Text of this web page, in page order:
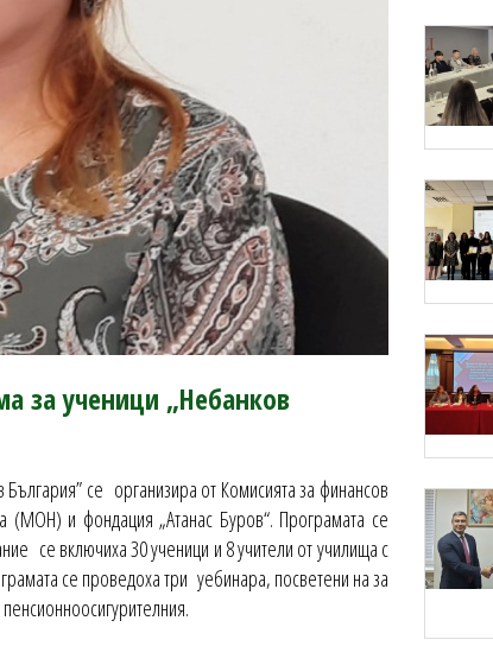
за ученици „Небанков
се организира от Комисията за финансов
(МОН) и фондация „Атанас Буров“. Програмата се
се включиха 30 ученици и 8 учители от училища с
се проведоха три уебинара, посветени на за